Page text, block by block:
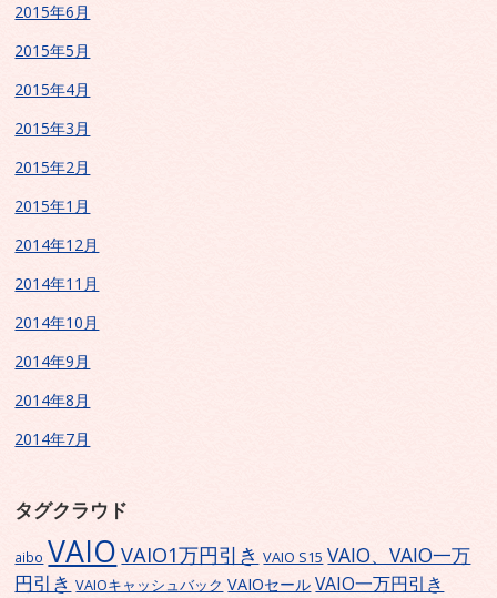
2015年6月
2015年5月
2015年4月
2015年3月
2015年2月
2015年1月
2014年12月
2014年11月
2014年10月
2014年9月
2014年8月
2014年7月
タグクラウド
aibo VAIO VAIO1万円引き VAIO S15 VAIO、VAIO一万
円引き VAIOキャッシュバック VAIOセール VAIO一万円引き